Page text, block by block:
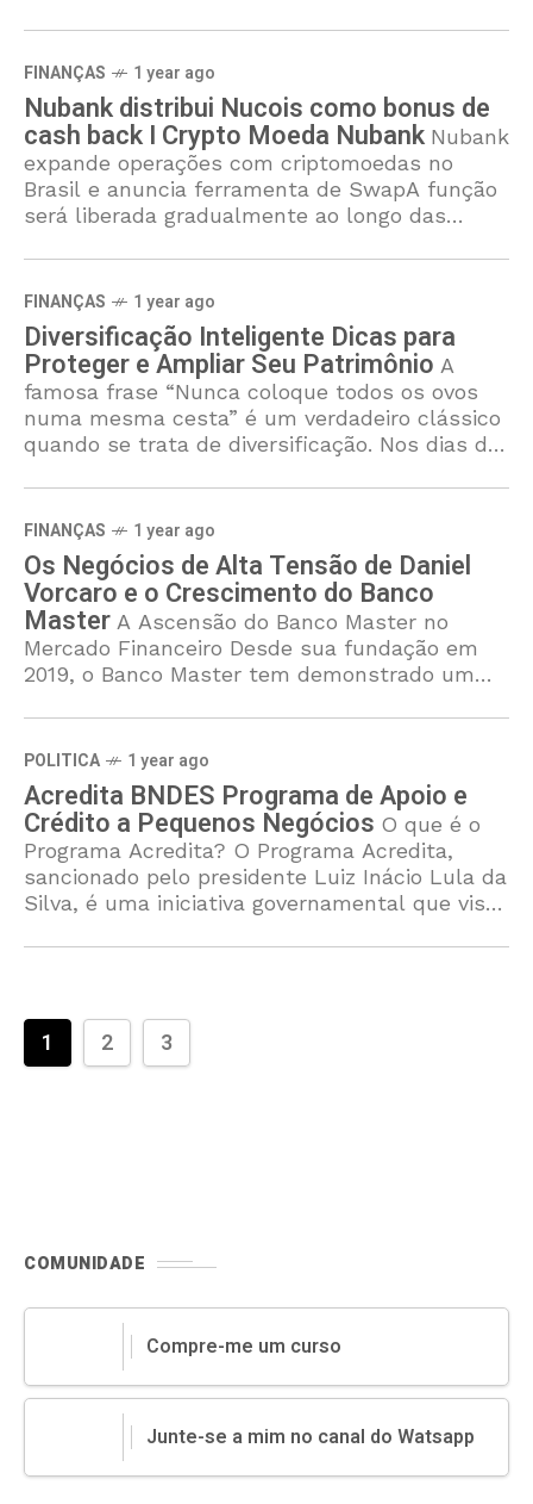
não
FINANÇAS
1 year ago
Nubank distribui Nucois como bonus de
cash back I Crypto Moeda Nubank Nubank
expande operações com criptomoedas no
Brasil e anuncia ferramenta de SwapA função
será liberada gradualmente ao longo das
intuitiva de usar. O
FINANÇAS
1 year ago
Diversificação Inteligente Dicas para
Proteger e Ampliar Seu Patrimônio A
famosa frase “Nunca coloque todos os ovos
numa mesma cesta” é um verdadeiro clássico
quando se trata de diversificação. Nos dias de
considerando a
FINANÇAS
1 year ago
Os Negócios de Alta Tensão de Daniel
Vorcaro e o Crescimento do Banco
Master A Ascensão do Banco Master no
Mercado Financeiro Desde sua fundação em
2019, o Banco Master tem demonstrado um
setor financeiro brasileiro. Em um período
relativamente
POLITICA 1 year ago
Acredita BNDES Programa de Apoio e
Crédito a Pequenos Negócios O que é o
Programa Acredita? O Programa Acredita,
sancionado pelo presidente Luiz Inácio Lula da
Silva, é uma iniciativa governamental que visa
negócios e
1 2 3
COMUNIDADE
Compre-me um curso
Junte-se a mim no canal do Watsapp